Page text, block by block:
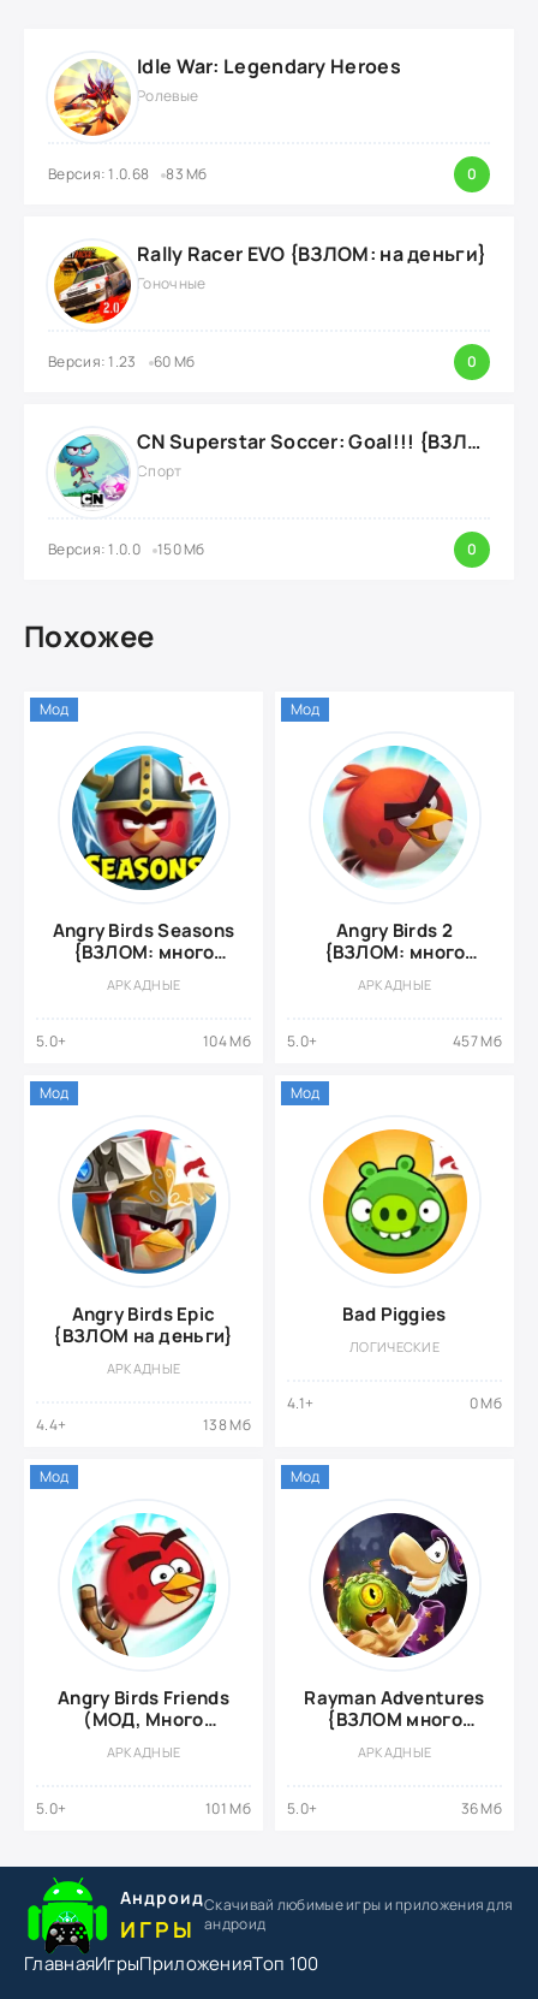
Idle War: Legendary Heroes
Ролевые
Версия: 1.0.68 83 Мб 0
Rally Racer EVO {ВЗЛОМ: на деньги}
Гоночные
Версия: 1.23 60 Мб 0
CN Superstar Soccer: Goal!!! {ВЗЛОМ: много денег}
Спорт
Версия: 1.0.0 150 Мб 0
Похожее
Angry Birds Seasons
{ВЗЛОМ: много
АРКАДНЫЕ
5.0+ 104 Мб
Мод
Angry Birds 2
{ВЗЛОМ: много
АРКАДНЫЕ
5.0+ 457 Мб
Мод
Angry Birds Epic
{ВЗЛОМ на деньги}
АРКАДНЫЕ
4.4+ 138 Мб
Мод
Bad Piggies
ЛОГИЧЕСКИЕ
4.1+ 0 Мб
Мод
Angry Birds Friends
(МОД, Много
АРКАДНЫЕ
5.0+ 101 Мб
Мод
Rayman Adventures
{ВЗЛОМ много
АРКАДНЫЕ
5.0+ 36 Мб
Мод
Андроид
ИГРЫ
Скачивай любимые игрыи приложения для
андроид
ГлавнаяИгрыПриложенияТоп 100